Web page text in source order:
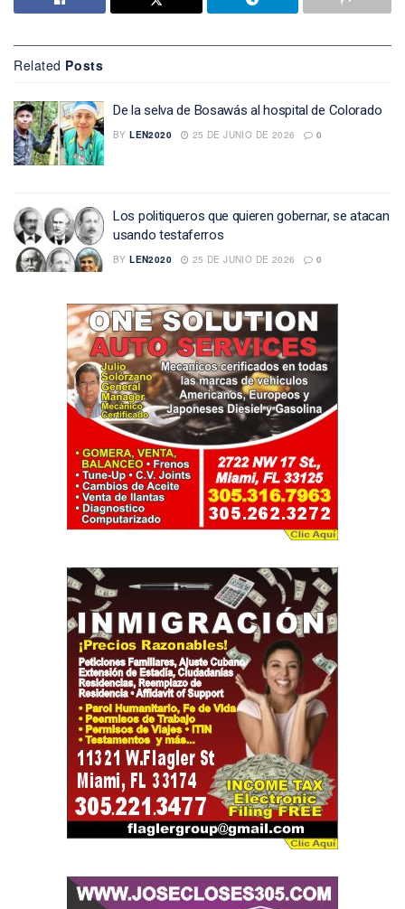
Related Posts
De la selva de Bosawás al hospital de Colorado
BY LEN2020 25 DE JUNIO DE 2026 0
Los politiqueros que quieren gobernar, se atacan
usando testaferros
BY LEN2020 25 DE JUNIO DE 2026 0